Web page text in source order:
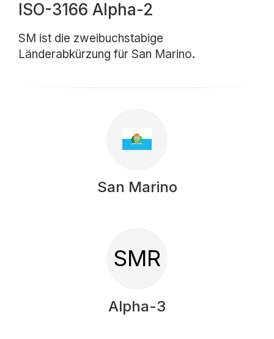
ISO-3166 Alpha-2
SM ist die zweibuchstabige
Länderabkürzung für San Marino.
San Marino
SMR
Alpha-3